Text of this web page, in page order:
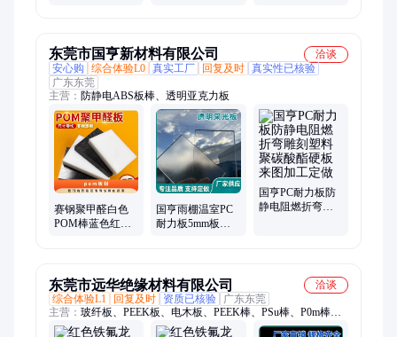
东莞市国亨新材料有限公司
洽谈
安心购
综合体验L0 真实工厂 回复及时 真实性已核验
广东东莞
主营： 防静电ABS板棒、透明亚克力板
赛钢聚甲醛白色
POM棒蓝色红色
国亨雨棚温室PC
耐力板5mm板材
国亨PC耐力板防
静电阻燃折弯雕
东莞市远华绝缘材料有限公司
洽谈
综合体验L1
回复及时 资质已核验
广东东莞
主营： 玻纤板、PEEK板、电木板、PEEK棒、PSu棒、P0m棒、
尼龙棒、PCTFE棒、FeP棒、PPS棒、PVDF棒、PP棒、铁氟龙